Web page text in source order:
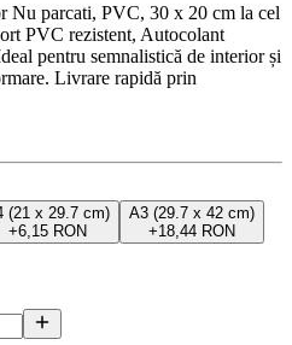
Nu parcati, PVC, 30 x 20 cm la cel
PVC rezistent, Autocolant
pentru semnalistică de interior și
Livrare rapidă prin
(21 x 29.7 cm)
+6,15 RON
A3 (29.7 x 42 cm)
+18,44 RON